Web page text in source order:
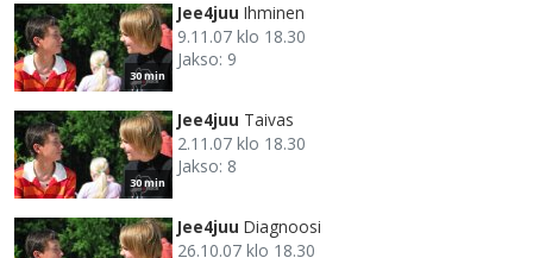
30 min
Jee4juu Ihminen
9.11.07 klo 18.30
Jakso: 9
30 min
Jee4juu Taivas
2.11.07 klo 18.30
Jakso: 8
Jee4juu Diagnoosi
26.10.07 klo 18.30